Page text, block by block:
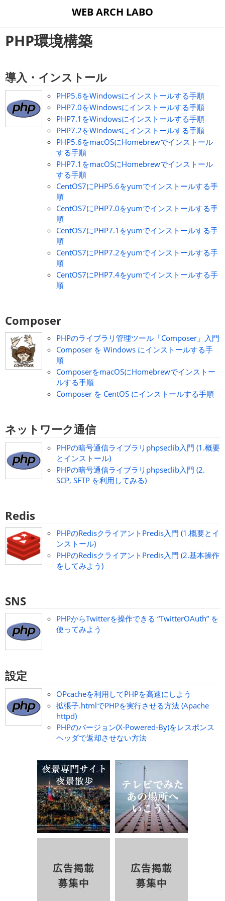
WEB ARCH LABO
PHP環境構築
導入・インストール
PHP5.6をWindowsにインストールする手順
PHP7.0をWindowsにインストールする手順
PHP7.1をWindowsにインストールする手順
PHP7.2をWindowsにインストールする手順
PHP5.6をmacOSにHomebrewでインストール
する手順
PHP7.1をmacOSにHomebrewでインストール
する手順
CentOS7にPHP5.6をyumでインストールする手
順
CentOS7にPHP7.0をyumでインストールする手
順
CentOS7にPHP7.1をyumでインストールする手
順
CentOS7にPHP7.2をyumでインストールする手
順
CentOS7にPHP7.4をyumでインストールする手
順
Composer
PHPのライブラリ管理ツール「Composer」入門
Composer を Windows にインストールする手
順
ComposerをmacOSにHomebrewでインストー
ルする手順
Composer を CentOS にインストールする手順
ネットワーク通信
PHPの暗号通信ライブラリphpseclib入門 (1.概要
とインストール)
PHPの暗号通信ライブラリphpseclib入門 (2.
SCP, SFTP を利用してみる)
Redis
PHPのRedisクライアントPredis入門 (1.概要とイ
ンストール)
PHPのRedisクライアントPredis入門 (2.基本操作
をしてみよう)
SNS
PHPからTwitterを操作できる “TwitterOAuth” を
使ってみよう
設定
OPcacheを利用してPHPを高速にしよう
拡張子.htmlでPHPを実行させる方法 (Apache
httpd)
PHPのバージョン(X-Powered-By)をレスポンス
ヘッダで返却させない方法